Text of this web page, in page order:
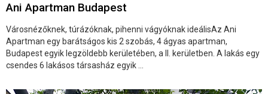
Ani Apartman Budapest
Városnézőknek, túrázóknak, pihenni vágyóknak ideálisAz Ani
Apartman egy barátságos kis 2 szobás, 4 ágyas apartman,
Budapest egyik legzöldebb kerületében, a II. kerületben. A lakás egy
csendes 6 lakásos társasház egyik ...